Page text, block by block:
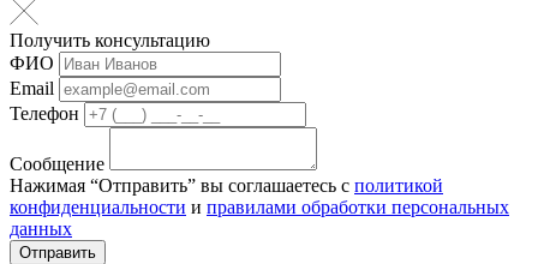
Получить консультацию
ФИО
Email
Телефон
Сообщение
Нажимая “Отправить” вы соглашаетесь с политикой
конфиденциальности и правилами обработки персональных
данных
Отправить